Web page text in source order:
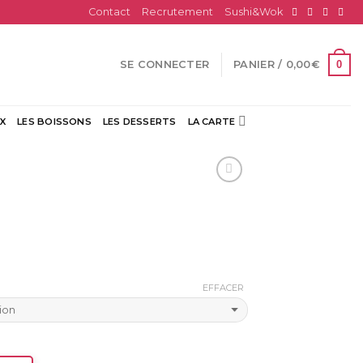
Contact Recrutement Sushi&Wok
SE CONNECTER PANIER / 0,00€ 0
LES BOISSONS LES DESSERTS LA CARTE
EFFACER